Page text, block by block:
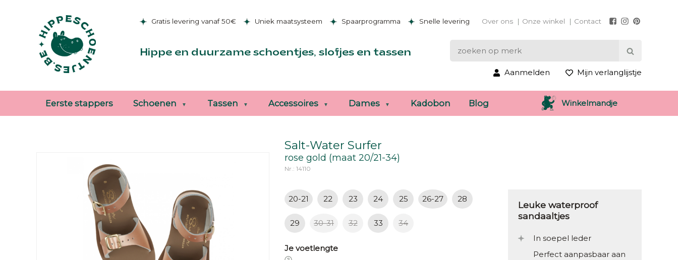
Gratis levering vanaf 50€ Uniek maatsysteem Spaarprogramma Snelle levering Over ons Onze winkel Contact
Hippe en duurzame schoentjes, slofjes en tassen
Aanmelden Mijn verlanglijstje
Eerste stappers Schoenen Tassen Accessoires Dames Kadobon Blog Winkelmandje
Salt-Water Surfer
rose gold (maat 20/21-34)
Nr.: 14110
20-21 22 23 24 25 26-27 28
29 30-31 32 33 34
Je voetlengte
Leuke waterproof
sandaaltjes
In soepel leder
Perfect aanpasbaar aan